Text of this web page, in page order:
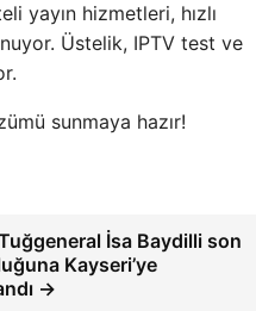
yayın hizmetleri, hızlı
Üstelik, IPTV test ve
sunmaya hazır!
İsa Baydilli son
Kayseri’ye
→